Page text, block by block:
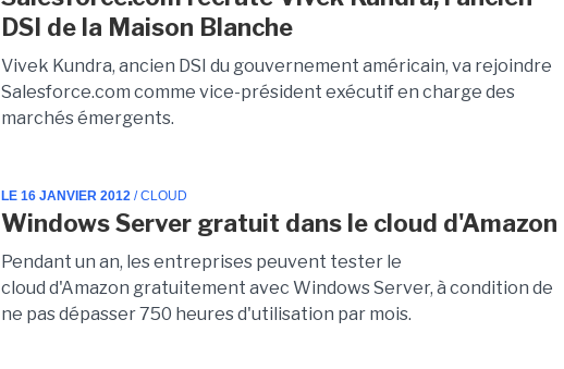
DSI de la Maison Blanche
Vivek Kundra, ancien DSI du gouvernement américain, va rejoindre
Salesforce.com comme vice-président exécutif en charge des
marchés émergents.
LE 16 JANVIER 2012 / CLOUD
Windows Server gratuit dans le cloud ​​d'Amazon
Pendant un an, les entreprises peuvent tester le
cloud d'Amazon gratuitement avec Windows Server, à condition de
ne pas ​​dépasser 750 heures d'utilisation par mois.